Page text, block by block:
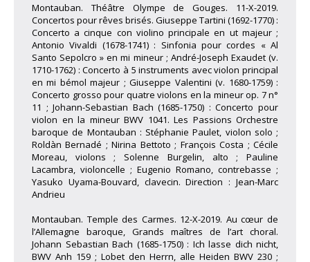
Montauban. Théâtre Olympe de Gouges. 11-X-2019.
Concertos pour rêves brisés. Giuseppe Tartini (1692-1770) :
Concerto a cinque con violino principale en ut majeur ;
Antonio Vivaldi (1678-1741) : Sinfonia pour cordes « Al
Santo Sepolcro » en mi mineur ; André-Joseph Exaudet (v.
1710-1762) : Concerto à 5 instruments avec violon principal
en mi bémol majeur ; Giuseppe Valentini (v. 1680-1759) :
Concerto grosso pour quatre violons en la mineur op. 7 n°
11 ; Johann-Sebastian Bach (1685-1750) : Concerto pour
violon en la mineur BWV 1041. Les Passions Orchestre
baroque de Montauban : Stéphanie Paulet, violon solo ;
Roldàn Bernadé ; Nirina Bettoto ; François Costa ; Cécile
Moreau, violons ; Solenne Burgelin, alto ; Pauline
Lacambra, violoncelle ; Eugenio Romano, contrebasse ;
Yasuko Uyama-Bouvard, clavecin. Direction : Jean-Marc
Andrieu
Montauban. Temple des Carmes. 12-X-2019. Au cœur de
l’Allemagne baroque, Grands maîtres de l’art choral.
Johann Sebastian Bach (1685-1750) : Ich lasse dich nicht,
BWV Anh 159 ; Lobet den Herrn, alle Heiden BWV 230 ;